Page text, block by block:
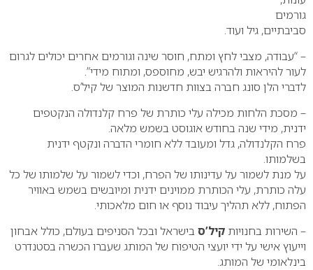
גורמים
סביבתיים, גיל ועוד.
– “עבודה, מצבי לחץ ומתח, חוסר שינה וגורמים אחרים יכולים לגרום
לעור להיראות ולהרגיש יבש, מחוספס, ומתוח מידי”.
לדברי הלן סונג חברה בצוות חדשנות המוצר של קיל’ס.
– מסכת הלחות מכילה עלי כותרת של פרח קלנדולה הנקטפים
ידנית, מידי שנה בחודש אוגוסט בשמש מלאה.
פרח הקלנדולה, גדל ומעובד ללא חומרי הדברה ונקטף ידנית
בשלמותו.
על מנת לשמור על עדינותו של הפרח, וכדי לשמור על שלמותו של כל
עלה כותרת, עלי הכותרת ממוינים ידנית ומיובשים בשמש באוויר
הפתוח, ללא תהליך עיבוד נוסף או חום מלאכותי.
– השירות בחנויות קיל’ס בישראל ובכל הסניפים בעולם, כולל אבחון
וייעוץ אישי על ידי יועצי הטיפוח של המותג שעברו הכשרה בסטנדרט
בינלאומי של המותג.